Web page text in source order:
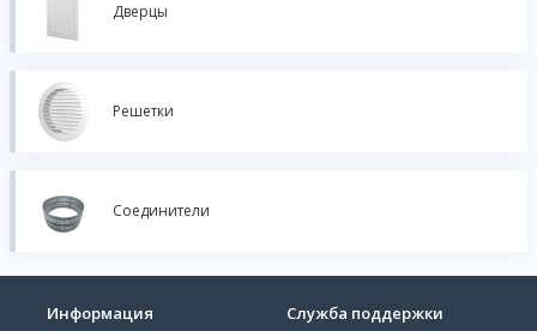
Дверцы
Решетки
Соединители
Информация Служба поддержки